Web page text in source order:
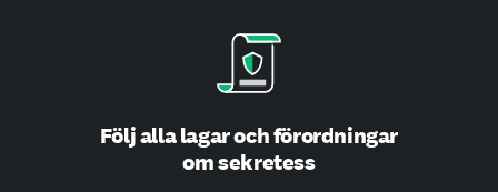
Följ alla lagar och förordningar
om sekretess